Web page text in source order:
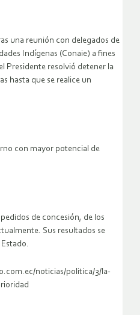
una reunión con delegados de
Indígenas (Conaie) a fines
Presidente resolvió detener la
hasta que se realice un
con mayor potencial de
de concesión, de los
Sus resultados se
noticias/politica/3/la-